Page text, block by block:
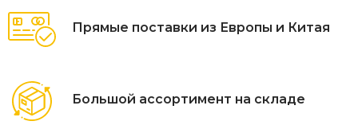
Прямые поставки из Европы и Китая
Большой ассортимент на складе